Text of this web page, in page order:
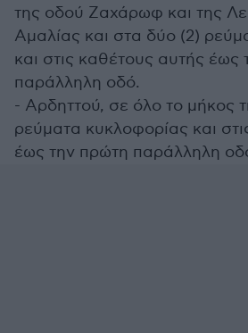
της οδού Ζαχάρωφ και της
Αμαλίας και στα δύο (2)
και στις καθέτους αυτής έως
παράλληλη οδό.
- Αρδηττού, σε όλο το μήκος
ρεύματα κυκλοφορίας και
έως την πρώτη παράλληλη